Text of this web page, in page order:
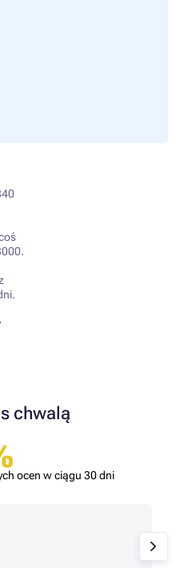
chwalą
ocen w ciągu 30 dni
klient